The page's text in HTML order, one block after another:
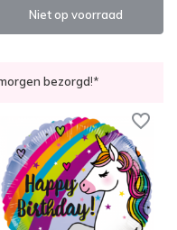
Niet op voorraad
bezorgd!*